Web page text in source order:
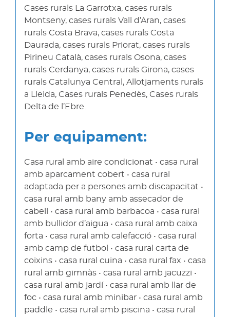
Cases rurals La Garrotxa, cases rurals
Montseny, cases rurals Vall d’Aran, cases
rurals Costa Brava, cases rurals Costa
Daurada, cases rurals Priorat, cases rurals
Pirineu Català, cases rurals Osona, cases
rurals Cerdanya, cases rurals Girona, cases
rurals Catalunya Central, Allotjaments rurals
a Lleida, Cases rurals Penedès, Cases rurals
Delta de l’Ebre.
Per equipament:
Casa rural amb aire condicionat • casa rural
amb aparcament cobert • casa rural
adaptada per a persones amb discapacitat •
casa rural amb bany amb assecador de
cabell • casa rural amb barbacoa • casa rural
amb bullidor d’aigua • casa rural amb caixa
forta • casa rural amb calefacció • casa rural
amb camp de futbol • casa rural carta de
coixins • casa rural cuina • casa rural fax • casa
rural amb gimnàs • casa rural amb jacuzzi •
casa rural amb jardí • casa rural amb llar de
foc • casa rural amb minibar • casa rural amb
paddle • casa rural amb piscina • casa rural